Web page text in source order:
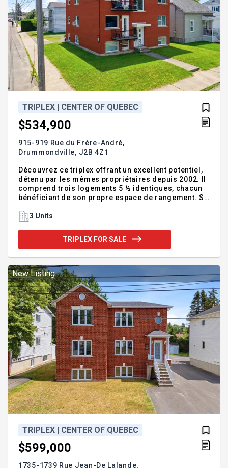
TRIPLEX | CENTER OF QUEBEC
$534,900
915-919 Rue du Frère-André,
Drummondville, J2B 4Z1
Découvrez ce triplex offrant un excellent potentiel,
détenu par les mêmes propriétaires depuis 2002. Il
comprend trois logements 5 ½ identiques, chacun
bénéficiant de son propre espace de rangement. Sa
membrane élastomère en font un investissement
durable. Situé dans un secteur recherché,
directement à côté d'un parc et à proximité de tous
les services, cet immeuble constitue une belle
triplex offrant un excellent potentiel, détenu par les
mê
3 Units
TRIPLEX FOR SALE
New Listing
TRIPLEX | CENTER OF QUEBEC
$599,000
1735-1739 Rue Jean-De Lalande,